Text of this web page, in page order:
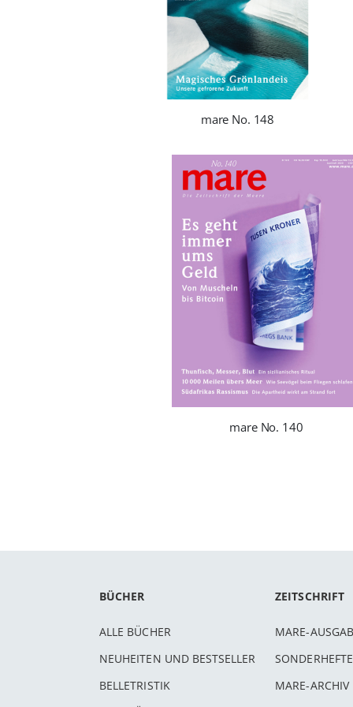
mare No. 148
mare No. 140
BÜCHER
ALLE BÜCHER
NEUHEITEN UND BESTSELLER
BELLETRISTIK
ZEITSCHRIFT
MARE-
SONDERHEFTE
MARE-ARCHIV